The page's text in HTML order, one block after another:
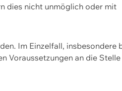
dies nicht unmöglich oder mit
Im Einzelfall, insbesondere
Voraussetzungen an die